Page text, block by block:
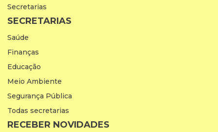
Secretarias
SECRETARIAS
Saúde
Finanças
Educação
Meio Ambiente
Segurança Pública
Todas secretarias
RECEBER NOVIDADES